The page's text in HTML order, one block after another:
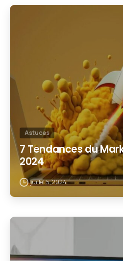
Astuces
7 Tendances du
2024
juillet 5, 2024